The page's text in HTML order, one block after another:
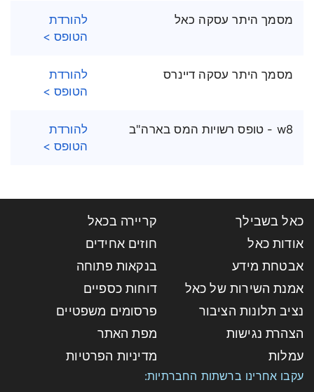
מסמך היתר עסקה כאל
להורדת
הטופס >
מסמך היתר עסקה דיינרס
להורדת
הטופס >
w8 - טופס רשויות המס בארה"ב
להורדת
הטופס >
כאל בשבילך
קריירה בכאל
אודות כאל
חוזים אחידים
אבטחת מידע
בנקאות פתוחה
אמנת השירות של כאל
דוחות כספיים
נציב תלונות הציבור
פרסומים משפטיים
הצהרת נגישות
מפת האתר
עמלות
מדיניות הפרטיות
עקבו אחרינו ברשתות החברתיות: